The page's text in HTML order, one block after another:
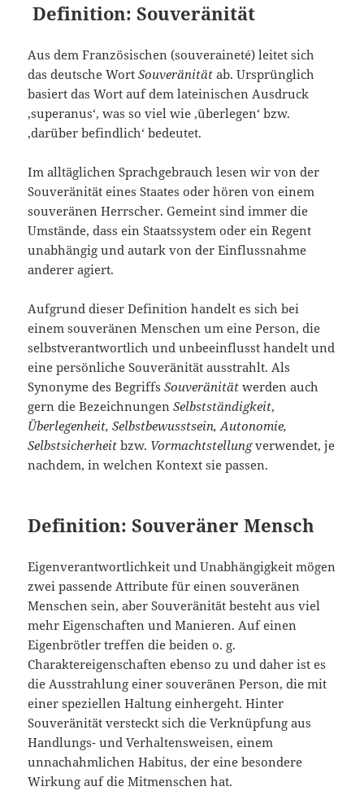
Definition: Souveränität
Aus dem Französischen (souveraineté) leitet sich
das deutsche WortSouveränität ab. Ursprünglich
basiert das Wort auf dem lateinischen Ausdruck
‚superanus‘, was so viel wie ‚überlegen‘ bzw.
‚darüber befindlich‘ bedeutet.
Im alltäglichen Sprachgebrauch lesen wir von der
Souveränität eines Staates oder hören von einem
souveränen Herrscher. Gemeint sind immer die
Umstände, dass ein Staatssystem oder ein Regent
unabhängig und autark von der Einflussnahme
anderer agiert.
Aufgrund dieser Definition handelt es sich bei
einem souveränen Menschen um eine Person, die
selbstverantwortlich und unbeeinflusst handelt und
eine persönliche Souveränität ausstrahlt. Als
Synonyme des BegriffsSouveränität werden auch
gern die BezeichnungenSelbstständigkeit,
Überlegenheit, Selbstbewusstsein, Autonomie,
Selbstsicherheit bzw. Vormachtstellungverwendet, je
nachdem, in welchen Kontext sie passen.
Definition: Souveräner Mensch
Eigenverantwortlichkeit und Unabhängigkeit mögen
zwei passende Attribute für einen souveränen
Menschen sein, aber Souveränität besteht aus viel
mehr Eigenschaften und Manieren. Auf einen
Eigenbrötler treffen die beiden o. g.
Charaktereigenschaften ebenso zu und daher ist es
die Ausstrahlung einer souveränen Person, die mit
einer speziellen Haltung einhergeht. Hinter
Souveränität versteckt sich die Verknüpfung aus
Handlungs- und Verhaltensweisen, einem
unnachahmlichen Habitus, der eine besondere
Wirkung auf die Mitmenschen hat.